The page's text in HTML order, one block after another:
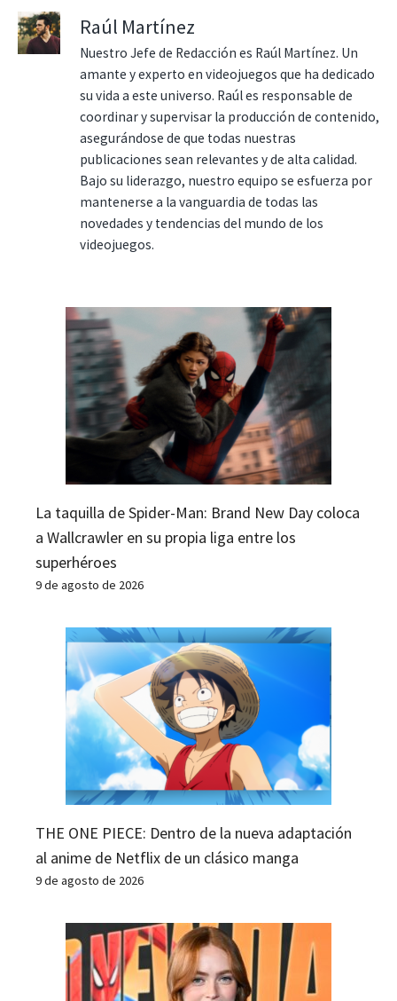
Raúl Martínez
Nuestro Jefe de Redacción es Raúl Martínez. Un
amante y experto en videojuegos que ha dedicado
su vida a este universo. Raúl es responsable de
coordinar y supervisar la producción de contenido,
asegurándose de que todas nuestras
publicaciones sean relevantes y de alta calidad.
Bajo su liderazgo, nuestro equipo se esfuerza por
mantenerse a la vanguardia de todas las
novedades y tendencias del mundo de los
videojuegos.
La taquilla de Spider-Man: Brand New Day coloca
a Wallcrawler en su propia liga entre los
superhéroes
9 de agosto de 2026
THE ONE PIECE: Dentro de la nueva adaptación
al anime de Netflix de un clásico manga
9 de agosto de 2026